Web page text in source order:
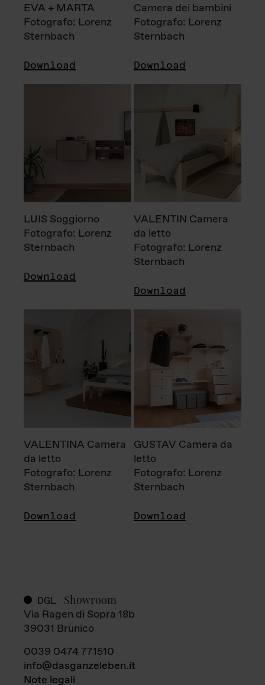
EVA + MARTA
Fotografo: Lorenz
Sternbach
Download
Camera dei bambini
Fotografo: Lorenz
Sternbach
Download
LUIS Soggiorno
Fotografo: Lorenz
Sternbach
Download
VALENTIN Camera
da letto
Fotografo: Lorenz
Sternbach
Download
VALENTINA Camera
da letto
Fotografo: Lorenz
Sternbach
Download
GUSTAV Camera da
letto
Fotografo: Lorenz
Sternbach
Download
DGL Showroom
Via Ragen di Sopra 18b
39031 Brunico
0039 0474 771510
info@dasganzeleben.it
Note legali